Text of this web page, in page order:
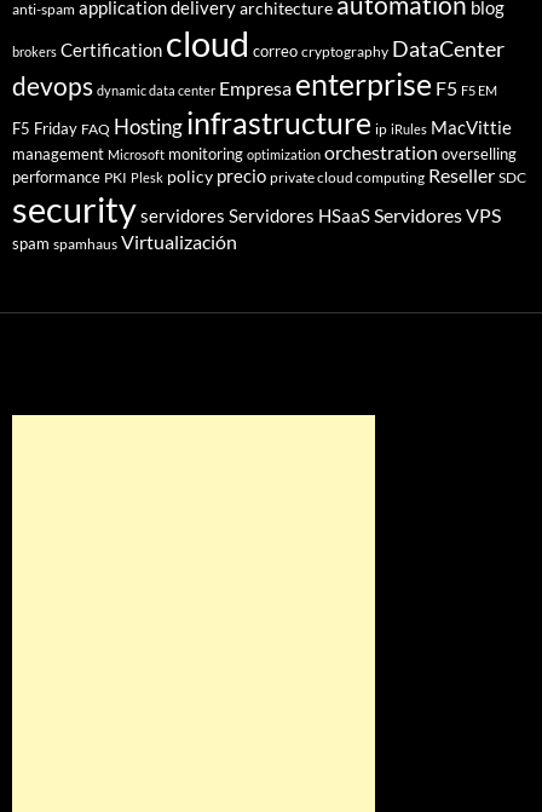
anti-spam application deliveryarchitecture blog
brokers Certification cloud correo cryptography DataCenter
devops dynamic data center Empresa enterprise F5 F5 EM
F5 Friday FAQ Hostinginfrastructure ip iRules MacVittie
management Microsoft monitoring optimization orchestration overselling
performance PKI Plesk policy precio private cloud computing Reseller SDC
securityservidores Servidores HSaaSServidores VPS
spam spamhaus Virtualización